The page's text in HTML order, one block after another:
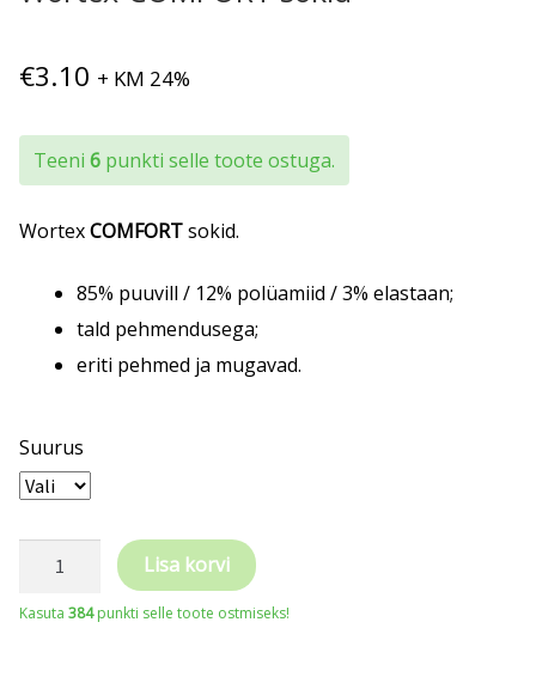
€3.10 + KM 24%
Teeni 6 punkti selle toote ostuga.
WortexCOMFORTsokid.
85% puuvill / 12% polüamiid / 3% elastaan;
tald pehmendusega;
eriti pehmed ja mugavad.
Suurus
Wortex
Lisa korvi
Kasuta 384punkti selle toote ostmiseks!